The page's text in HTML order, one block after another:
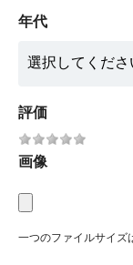
年代
評価
画像
一つのファイルサイズ